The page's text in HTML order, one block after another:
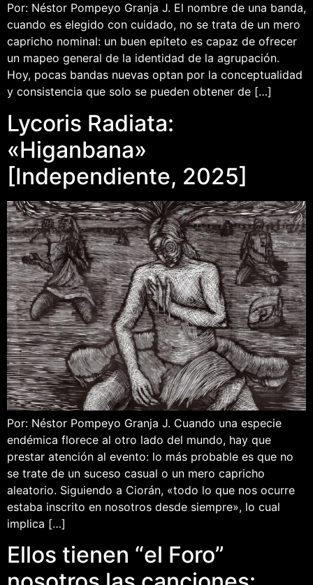
Por: Néstor Pompeyo Granja J. El nombre de una banda,
cuando es elegido con cuidado, no se trata de un mero
capricho nominal: un buen epíteto es capaz de ofrecer
un mapeo general de la identidad de la agrupación.
Hoy, pocas bandas nuevas optan por la conceptualidad
y consistencia que solo se pueden obtener de […]
Lycoris Radiata:
«Higanbana»
[Independiente, 2025]
Por: Néstor Pompeyo Granja J. Cuando una especie
endémica florece al otro lado del mundo, hay que
prestar atención al evento: lo más probable es que no
se trate de un suceso casual o un mero capricho
aleatorio. Siguiendo a Ciorán, «todo lo que nos ocurre
estaba inscrito en nosotros desde siempre», lo cual
implica […]
Ellos tienen “el Foro”